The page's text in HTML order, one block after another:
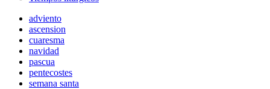
adviento
ascension
cuaresma
navidad
pascua
pentecostes
semana santa